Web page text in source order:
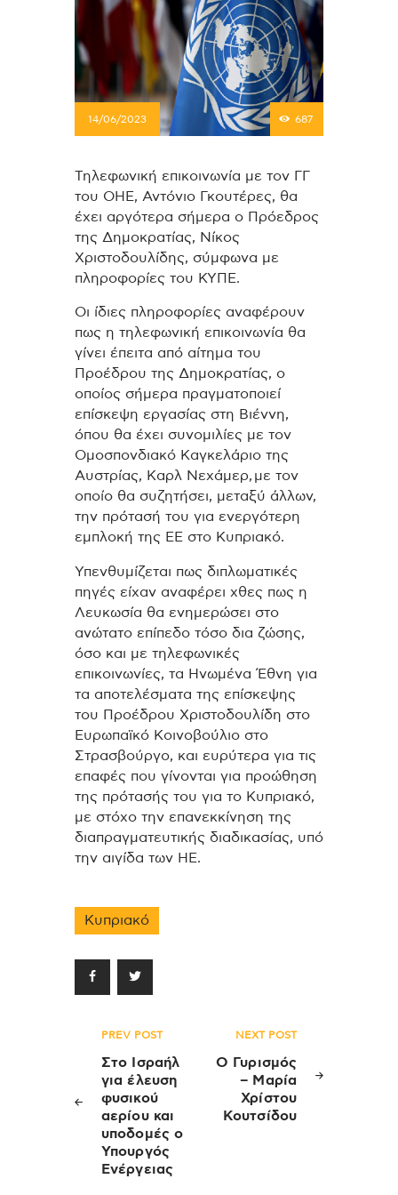
14/06/2023 687
Τηλεφωνική επικοινωνία με τον ΓΓ
του ΟΗΕ, Αντόνιο Γκουτέρες, θα
έχει αργότερα σήμερα ο Πρόεδρος
της Δημοκρατίας, Νίκος
Χριστοδουλίδης, σύμφωνα με
πληροφορίες του ΚΥΠΕ.
Οι ίδιες πληροφορίες αναφέρουν
πως η τηλεφωνική επικοινωνία θα
γίνει έπειτα από αίτημα του
Προέδρου της Δημοκρατίας, ο
οποίος σήμερα πραγματοποιεί
επίσκεψη εργασίας στη Βιέννη,
όπου θα έχει συνομιλίες με τον
Ομοσπονδιακό Καγκελάριο της
Αυστρίας, Καρλ Νεχάμερ, με τον
οποίο θα συζητήσει, μεταξύ άλλων,
την πρότασή του για ενεργότερη
εμπλοκή της ΕΕ στο Κυπριακό.
Υπενθυμίζεται πως διπλωματικές
πηγές είχαν αναφέρει χθες πως η
Λευκωσία θα ενημερώσει στο
ανώτατο επίπεδο τόσο δια ζώσης,
όσο και με τηλεφωνικές
επικοινωνίες, τα Ηνωμένα Έθνη για
τα αποτελέσματα της επίσκεψης
του Προέδρου Χριστοδουλίδη στο
Ευρωπαϊκό Κοινοβούλιο στο
Στρασβούργο, και ευρύτερα για τις
επαφές που γίνονται για προώθηση
της πρότασής του για το Κυπριακό,
με στόχο την επανεκκίνηση της
διαπραγματευτικής διαδικασίας, υπό
την αιγίδα των ΗΕ.
Κυπριακό
Πλοήγηση
άρθρων
PREV POST
Στο Ισραήλ
για έλευση
φυσικού
αερίου και
υποδομές ο
Υπουργός
Ενέργειας
NEXT POST
Ο Γυρισμός
– Μαρία
Χρίστου
Κουτσίδου